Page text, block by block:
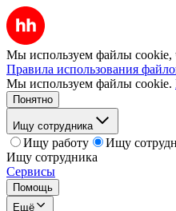
Мы используем файлы cookie,
Правила использования
Мы используем файлы cookie.
Понятно
Ищу сотрудника
Ищу работу
Ищу
Ищу сотрудника
Сервисы
Помощь
Ещё